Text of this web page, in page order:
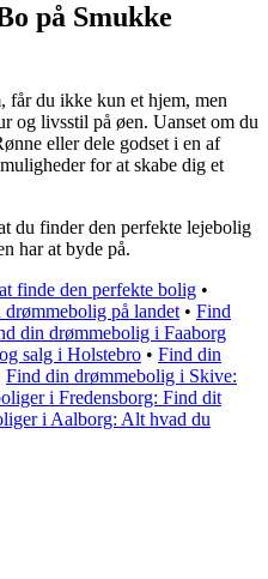
på Smukke
får du ikke kun et hjem, men
og livsstil på øen. Uanset om du
eller dele godset i en af
for at skabe dig et
du finder den perfekte lejebolig
har at byde på.
finde den perfekte bolig •
på landet • Find
din drømmebolig i Faaborg
salg i Holstebro • Find din
Find din drømmebolig i Skive:
i Fredensborg: Find dit
i Aalborg: Alt hvad du